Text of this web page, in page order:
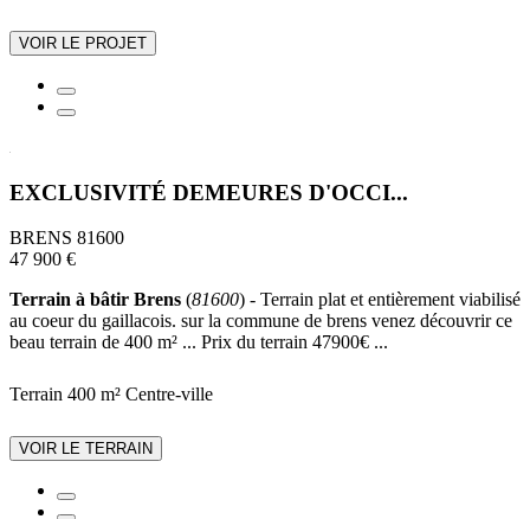
VOIR LE PROJET
EXCLUSIVITÉ DEMEURES D'OCCI...
BRENS 81600
47 900 €
Terrain à bâtir Brens (81600) - Terrain plat et entièrement viabilisé
au coeur du gaillacois. sur la commune de brens venez découvrir ce
beau terrain de 400 m² ... Prix du terrain 47900€ ...
Terrain 400 m² Centre-ville
VOIR LE TERRAIN